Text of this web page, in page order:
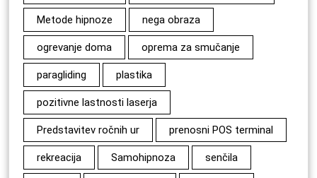
Metode hipnoze nega obraza
ogrevanje doma oprema za smučanje
paragliding plastika
pozitivne lastnosti laserja
Predstavitev ročnih ur prenosni POS terminal
rekreacija Samohipnoza senčila